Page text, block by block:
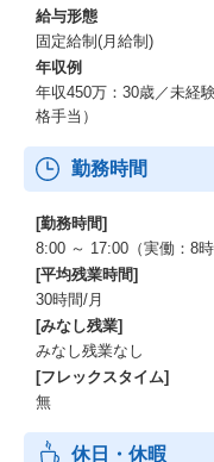
給与形態
固定給制(月給制)
年収例
年収450万：30歳／未経
格手当）
勤務時間
[勤務時間]
8:00 ～ 17:00（実働：8
[平均残業時間]
30時間/月
[みなし残業]
みなし残業なし
[フレックスタイム]
無
休日・休暇